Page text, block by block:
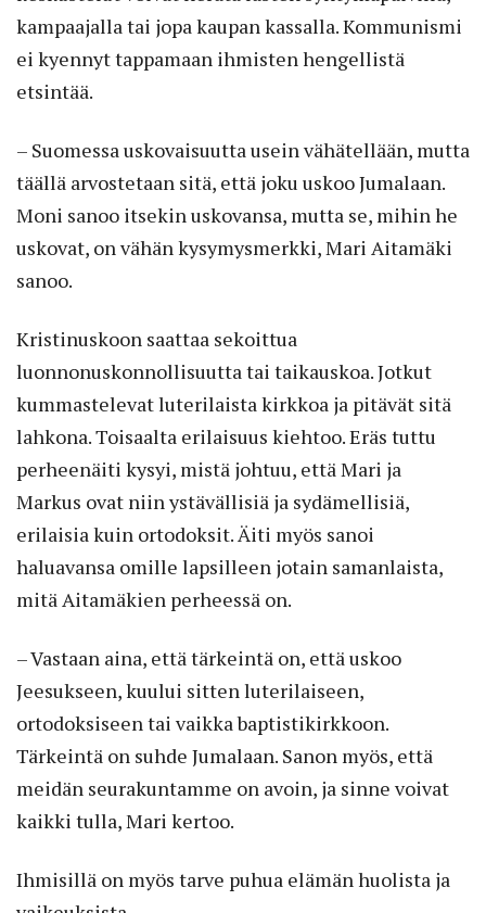
kampaajalla tai jopa kaupan kassalla. Kommunismi
ei kyennyt tappamaan ihmisten hengellistä
etsintää.
– Suomessa uskovaisuutta usein vähätellään, mutta
täällä arvostetaan sitä, että joku uskoo Jumalaan.
Moni sanoo itsekin uskovansa, mutta se, mihin he
uskovat, on vähän kysymysmerkki, Mari Aitamäki
sanoo.
Kristinuskoon saattaa sekoittua
luonnonuskonnollisuutta tai taikauskoa. Jotkut
kummastelevat luterilaista kirkkoa ja pitävät sitä
lahkona. Toisaalta erilaisuus kiehtoo. Eräs tuttu
perheenäiti kysyi, mistä johtuu, että Mari ja
Markus ovat niin ystävällisiä ja sydämellisiä,
erilaisia kuin ortodoksit. Äiti myös sanoi
haluavansa omille lapsilleen jotain samanlaista,
mitä Aitamäkien perheessä on.
– Vastaan aina, että tärkeintä on, että uskoo
Jeesukseen, kuului sitten luterilaiseen,
ortodoksiseen tai vaikka baptistikirkkoon.
Tärkeintä on suhde Jumalaan. Sanon myös, että
meidän seurakuntamme on avoin, ja sinne voivat
kaikki tulla, Mari kertoo.
Ihmisillä on myös tarve puhua elämän huolista ja